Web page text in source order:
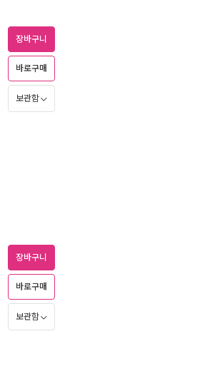
장바구니
바로구매
보관함
장바구니
바로구매
보관함